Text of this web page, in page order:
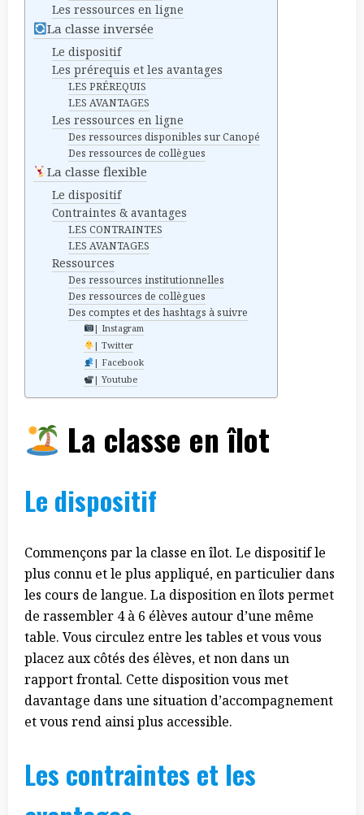
Les ressources en ligne
La classe inversée
Le dispositif
Les prérequis et les avantages
LES PRÉREQUIS
LES AVANTAGES
Les ressources en ligne
Des ressources disponibles sur Canopé
Des ressources de collègues
La classe flexible
Le dispositif
Contraintes & avantages
LES CONTRAINTES
LES AVANTAGES
Ressources
Des ressources institutionnelles
Des ressources de collègues
Des comptes et des hashtags à suivre
| Instagram
| Twitter
| Facebook
| Youtube
La classe en îlot
Le dispositif
Commençons par la classe en îlot. Le dispositif le
plus connu et le plus appliqué, en particulier dans
les cours de langue. La disposition en îlots permet
de rassembler 4 à 6 élèves autour d’une même
table. Vous circulez entre les tables et vous vous
placez aux côtés des élèves, et non dans un
rapport frontal. Cette disposition vous met
davantage dans une situation d’accompagnement
et vous rend ainsi plus accessible.
Les contraintes et les